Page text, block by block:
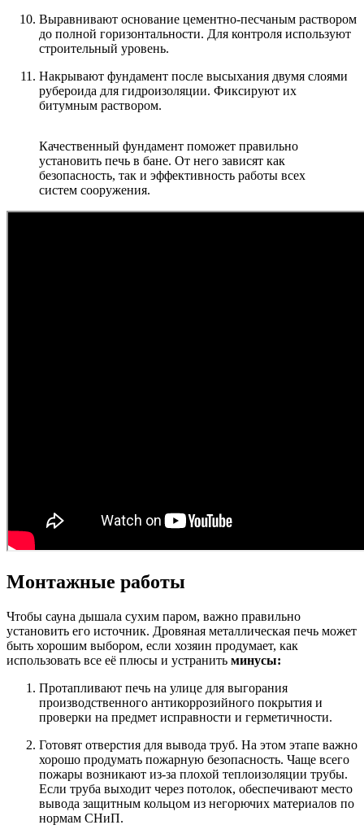
Выравнивают основание цементно-песчаным раствором
до полной горизонтальности. Для контроля используют
строительный уровень.
Накрывают фундамент после высыхания двумя слоями
рубероида для гидроизоляции. Фиксируют их
битумным раствором.
Качественный фундамент поможет правильно
установить печь в бане. От него зависят как
безопасность, так и эффективность работы всех
систем сооружения.
Монтажные работы
Чтобы сауна дышала сухим паром, важно правильно
установить его источник. Дровяная металлическая печь может
быть хорошим выбором, если хозяин продумает, как
использовать все её плюсы и устранить минусы:
Протапливают печь на улице для выгорания
производственного антикоррозийного покрытия и
проверки на предмет исправности и герметичности.
Готовят отверстия для вывода труб. На этом этапе важно
хорошо продумать пожарную безопасность. Чаще всего
пожары возникают из-за плохой теплоизоляции трубы.
Если труба выходит через потолок, обеспечивают место
вывода защитным кольцом из негорючих материалов по
нормам СНиП.